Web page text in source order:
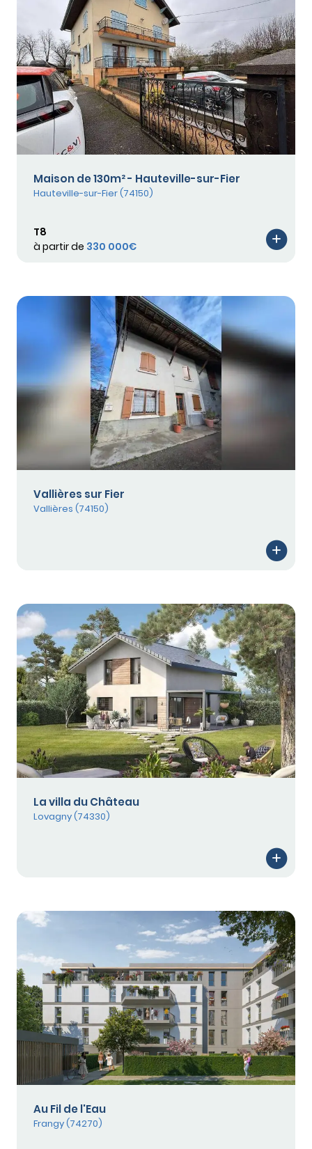
Maison de 130m² - Hauteville-sur-Fier
Hauteville-sur-Fier (74150)
T8
à partir de 330 000€
Vallières sur Fier
Vallières (74150)
La villa du Château
Lovagny (74330)
Au Fil de l'Eau
Frangy (74270)